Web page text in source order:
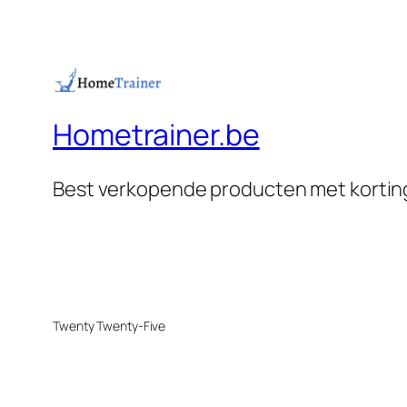
Hometrainer.be
Best verkopende producten met
Twenty Twenty-Five